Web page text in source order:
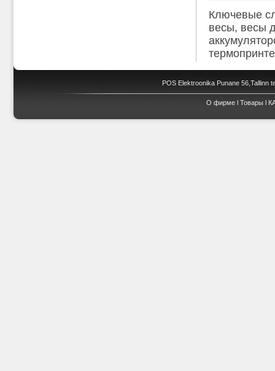
Ключевые
весы, весы
POS Elektroonika Punane 56,Tallinn
О фирмеl Товарыl